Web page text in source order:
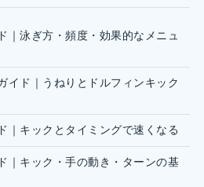
｜泳ぎ方・頻度・効果的なメニュ
イド｜うねりとドルフィンキック
｜キックとタイミングで速くなる
｜キック・手の動き・ターンの基